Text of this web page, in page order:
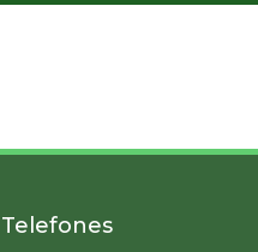
Telefones